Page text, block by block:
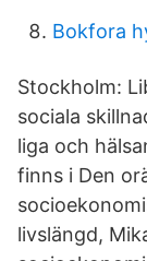
Bokfora
Stockholm:
sociala
liga och
finns i Den
livslängd,